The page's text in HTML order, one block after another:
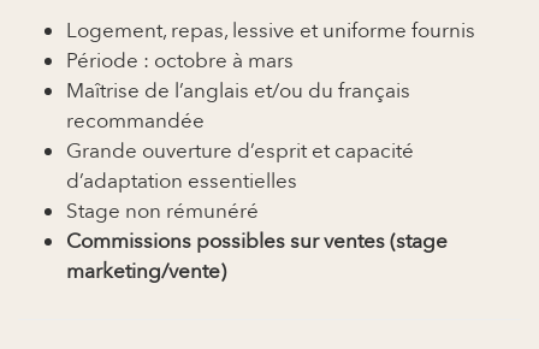
Logement, repas, lessive et uniforme fournis
Période : octobre à mars
Maîtrise de l’anglais et/ou du français
recommandée
Grande ouverture d’esprit et capacité
d’adaptation essentielles
Stage non rémunéré
Commissions possibles sur ventes (stage
marketing/vente)